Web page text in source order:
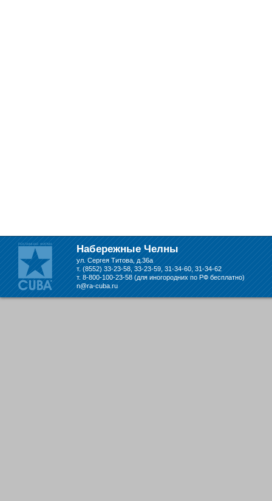
Набережные Челны
ул. Сергея Титова, д.36а
т. (8552) 33-23-58, 33-23-59, 31-34-60, 31-34-62
т. 8-800-100-23-58 (для иногородних по РФ бесплатно)
n@ra-cuba.ru